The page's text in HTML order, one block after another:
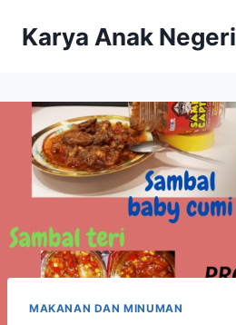
Karya Anak Negeri
MAKANAN DAN MINUMAN